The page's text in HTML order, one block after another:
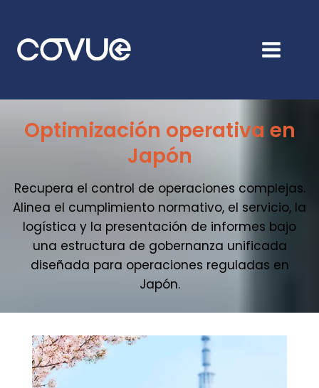
contenido
Optimización operativa en
Japón
Recupera el control de operaciones complejas.
Alinea el cumplimiento normativo, el servicio, la
logística y la presentación de informes bajo
una estructura de gobernanza unificada
diseñada para operaciones reguladas en
Japón.